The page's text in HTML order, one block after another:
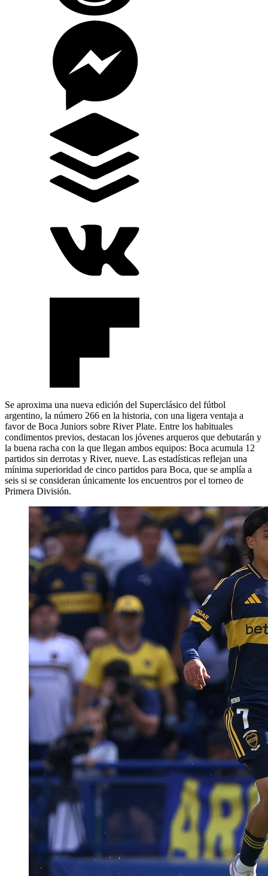
Se aproxima una nueva edición del Superclásico del fútbol
argentino, la número 266 en la historia, con una ligera ventaja a
favor de Boca Juniors sobre River Plate. Entre los habituales
condimentos previos, destacan los jóvenes arqueros que debutarán y
la buena racha con la que llegan ambos equipos: Boca acumula 12
partidos sin derrotas y River, nueve. Las estadísticas reflejan una
mínima superioridad de cinco partidos para Boca, que se amplía a
seis si se consideran únicamente los encuentros por el torneo de
Primera División.